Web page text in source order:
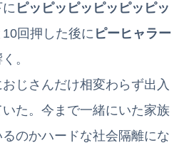
ピッピッピッピッピッピッ
10回押した後に ピーヒャラー
。
じさんだけ相変わらず出入
た。今まで一緒にいた家族
のかハードな社会隔離にな